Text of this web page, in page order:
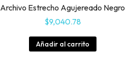
Archivo Estrecho Agujereado Negro
$9,040.78
Añadir al carrito